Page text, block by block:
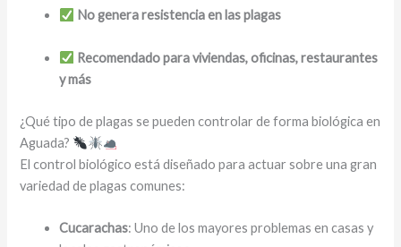
No genera resistencia en las plagas
Recomendado para viviendas, oficinas, restaurantes
y más
¿Qué tipo de plagas se pueden controlar de forma biológica en
Aguada?
El control biológico está diseñado para actuar sobre una gran
variedad de plagas comunes:
Cucarachas: Uno de los mayores problemas en casas y